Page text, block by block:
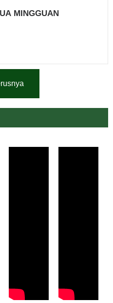
MINGGUAN